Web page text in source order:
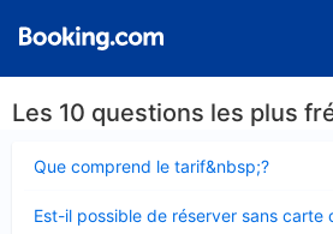
Les 10 questions les plus
Que comprend le tarif&nbsp;?
fermé
Est-il possible de réserver sans carte
fermé